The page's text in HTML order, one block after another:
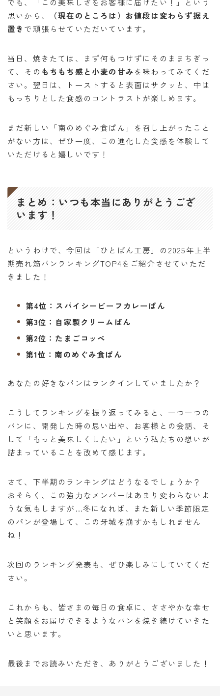
思いから、
（現在のところは）お値段は変わらず据え
置き で頑張らせていただいています。
当日、焼きたては、まず何もつけずにそのままちぎっ
て、その もちもち感と小麦の甘みを味わってみてくだ
さい。翌日は、トーストすると表面はサクッと、中は
もっちりとした食感のコントラストが楽しめます。
まだ新しい「南のめぐみ食ぱん」を召し上がったこと
がない方は、ぜひ一度、この進化した食感を体験して
いただけると嬉しいです！
まとめ：いつも本当にありがとうござ
います！
というわけで、今回は「ひとぱん工房」の2025年上半
期売れ筋パンランキングTOP4をご紹介させていただ
きました！
第4位：スパイシービーフカレーぱん
第3位：自家製クリームぱん
第2位：たまごコッペ
第1位：南のめぐみ食ぱん
あなたの好きなパンはランクインしていましたか？
こうしてランキングを振り返ってみると、一つ一つの
パンに、開発した時の思い出や、お客様との会話、そ
して「もっと美味しくしたい」という私たちの想いが
詰まっていることを改めて感じます。
さて、下半期のランキングはどうなるでしょうか？
おそらく、この強力なメンバーはあまり変わらないよ
うな気もしますが…冬になれば、また新しい季節限定
のパンが登場して、この牙城を崩すかもしれません
ね！
次回のランキング発表も、ぜひ楽しみにしていてくだ
さい。
これからも、皆さまの毎日の食卓に、ささやかな幸せ
と笑顔をお届けできるようなパンを焼き続けていきた
いと思います。
最後までお読みいただき、ありがとうございました！